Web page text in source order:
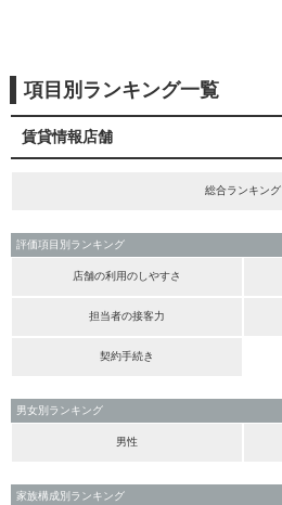
項目別ランキング一覧
賃貸情報店舗
総合ランキング
評価項目別ランキング
店舗の利用のしやすさ
担当者の接客力
契約手続き
男女別ランキング
男性
家族構成別ランキング